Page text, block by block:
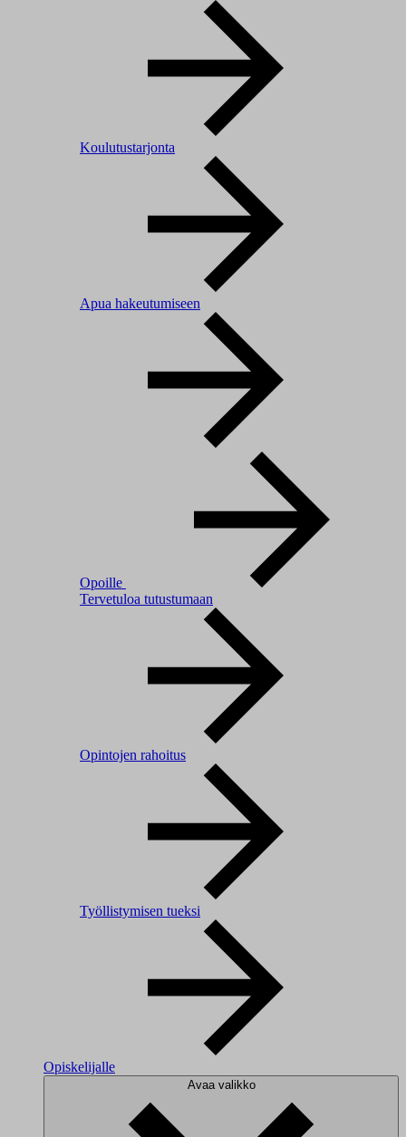
Koulutustarjonta
Apua hakeutumiseen
Opoille
Tervetuloa tutustumaan
Opintojen rahoitus
Työllistymisen tueksi
Opiskelijalle
Avaa valikko